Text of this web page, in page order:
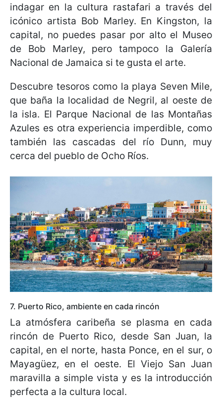
indagar en la cultura rastafari a través del
icónico artista Bob Marley. En Kingston, la
capital, no puedes pasar por alto el Museo
de Bob Marley, pero tampoco la Galería
Nacional de Jamaica si te gusta el arte.
Descubre tesoros como la playa Seven Mile,
que baña la localidad de Negril, al oeste de
la isla. El Parque Nacional de las Montañas
Azules es otra experiencia imperdible, como
también las cascadas del río Dunn, muy
cerca del pueblo de Ocho Ríos.
7. Puerto Rico, ambiente en cada rincón
La atmósfera caribeña se plasma en cada
rincón de Puerto Rico, desde San Juan, la
capital, en el norte, hasta Ponce, en el sur, o
Mayagüez, en el oeste. El Viejo San Juan
maravilla a simple vista y es la introducción
perfecta a la cultura local.